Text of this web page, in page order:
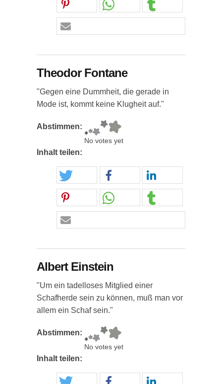
Theodor Fontane
"Gegen eine Dummheit, die gerade in
Mode ist, kommt keine Klugheit auf."
Abstimmen:
No votes yet
Inhalt teilen:
Albert Einstein
"Um ein tadelloses Mitglied einer
Schafherde sein zu können, muß man vor
allem ein Schaf sein."
Abstimmen:
No votes yet
Inhalt teilen: